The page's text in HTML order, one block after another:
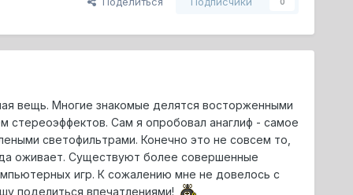
вещь. Многие знакомые делятся восторженными
стереоэффектов. Сам я опробовал анаглиф - самое
светофильтрами. Конечно это не совсем то,
оживает. Существуют более совершенные
игр. К сожалению мне не довелось с
поделиться впечатлениями!